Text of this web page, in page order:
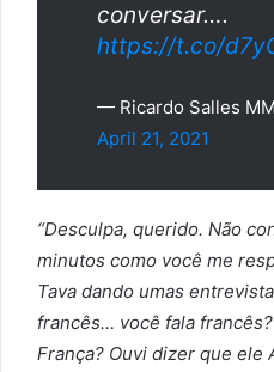
conversar….
https://t.co/
— Ricardo Salles
April 21, 2021
“Desculpa, querido. Não
minutos como você me
Tava dando umas
francês… você fala
França? Ouvi dizer que ele